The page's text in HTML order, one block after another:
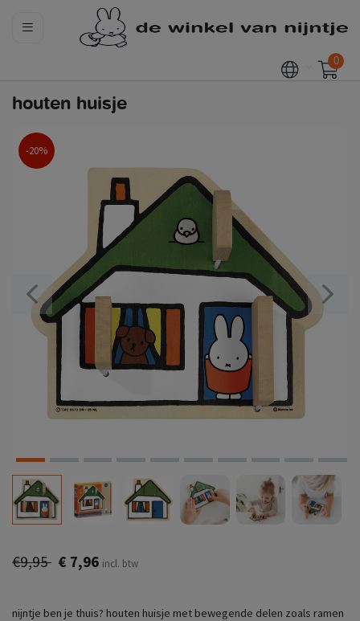
0
houten huisje
-20%
€9,95 € 7,96 incl. btw
nijntje ben je thuis? houten huisje met bewegende delen zoals ramen